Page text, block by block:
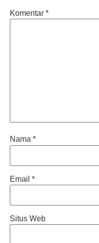
Komentar *
Nama *
Email *
Situs Web